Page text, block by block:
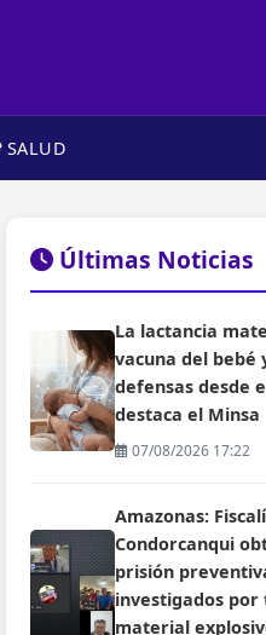
SALUD
Últimas Noticias
La lactancia
vacuna del bebé
defensas desde
destaca el Minsa
07/08/2026 17:22
Amazonas:
Condorcanqui
prisión
investigados por
material